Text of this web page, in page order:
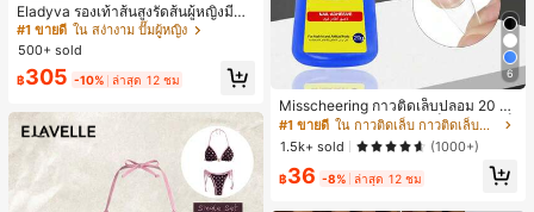
Eladyva รองเท้าส้นสูงรัดส้นผู้หญิงมีดอ
กไม้ประดับตาข่ายเสริมและสามารถสว
มได้สองแบบ ส้นสูง 7 ซม. รูปแบบโรมัน
หรูหรา ส้นเข็ม ลุคเทพนิยาย
#1 ขายดี ใน สง่างาม ปั๊มผู้หญิง
500+ sold
฿305 -10% ล่าสุด 12 ชม
6
Misscheering กาวติดเล็บปลอม 20 กรั
ม แรงยึดสูง เจลสติกเกอร์เล็บนุ่ม แห้งเร็
ว เหมาะสำหรับผู้เริ่มต้นทำเล็บ ติดทนน
าน
#1 ขายดี
ใน กาวติดเล็บ กาวติดเล็บและสารยึดติด
1.5k+ sold
(1000+)
฿36 -8% ล่าสุด 12 ชม